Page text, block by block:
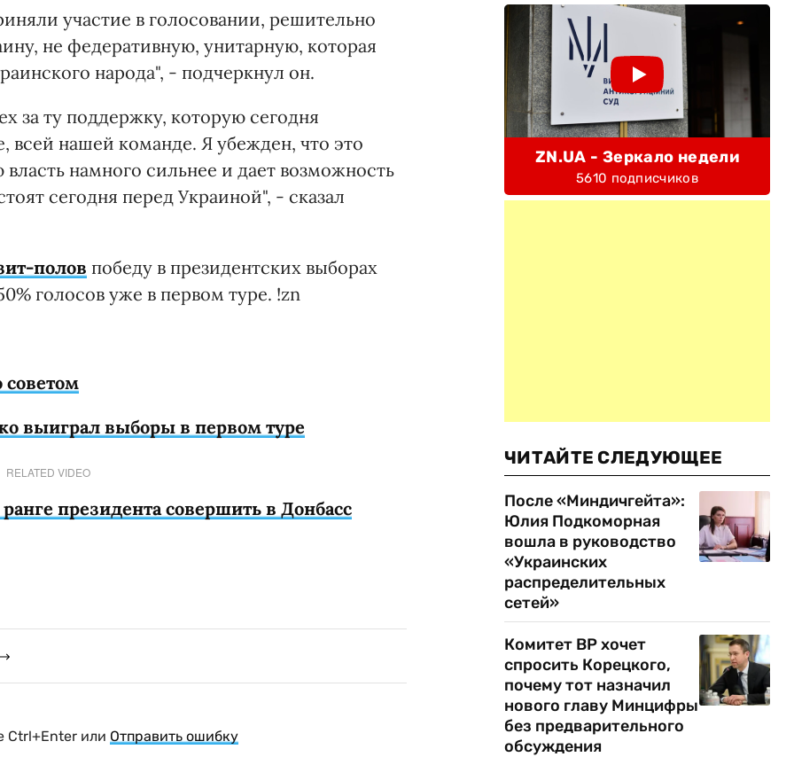
участие в голосовании, решительно
не федеративную, унитарную, которая
народа", - подчеркнул он.
за ту поддержку, которую сегодня
нашей команде. Я убежден, что это
намного сильнее и дает возможность
сегодня перед Украиной", - сказал
полов победу в президентских выборах
голосов уже в первом туре. !zn
выиграл выборы в первом туре
RELATED VIDEO
президента совершить в Донбасс
Ctrl+Enter или Отправить ошибку
ZN.UA - Зеркало недели
5610 подписчиков
ЧИТАЙТЕ СЛЕДУЮЩЕЕ
После «Миндичгейта»:
Юлия Подкоморная
вошла в руководство
«Украинских
распределительных
сетей»
Комитет ВР хочет
спросить Корецкого,
почему тот назначил
нового главу Минцифры
без предварительного
обсуждения